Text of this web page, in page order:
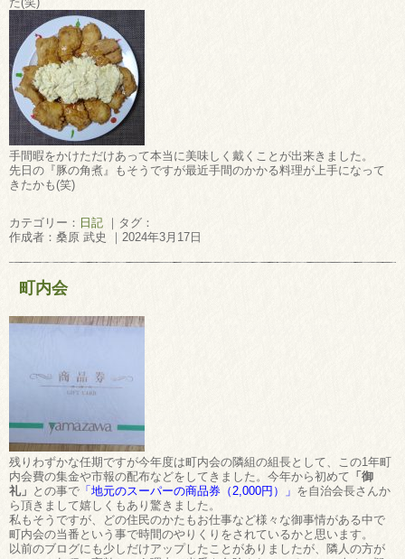
手間暇をかけただけあって本当に美味しく戴くことが出来きました。
先日の『豚の角煮』もそうですが最近手間のかかる料理が上手になって
きたかも(笑)
カテゴリー： 日記 ｜タグ：
作成者：桑原 武史 ｜2024年3月17日
町内会
残りわずかな任期ですが今年度は町内会の隣組の組長として、この1年町
内会費の集金や市報の配布などをしてきました。今年から初めて 「御
礼」 との事で 「地元のスーパーの商品券（2,000円）」 を自治会長さんか
ら頂きまして嬉しくもあり驚きました。
私もそうですが、どの住民のかたもお仕事など様々な御事情がある中で
町内会の当番という事で時間のやりくりをされているかと思います。
以前のブログにも少しだけアップしたことがありましたが、隣人の方が